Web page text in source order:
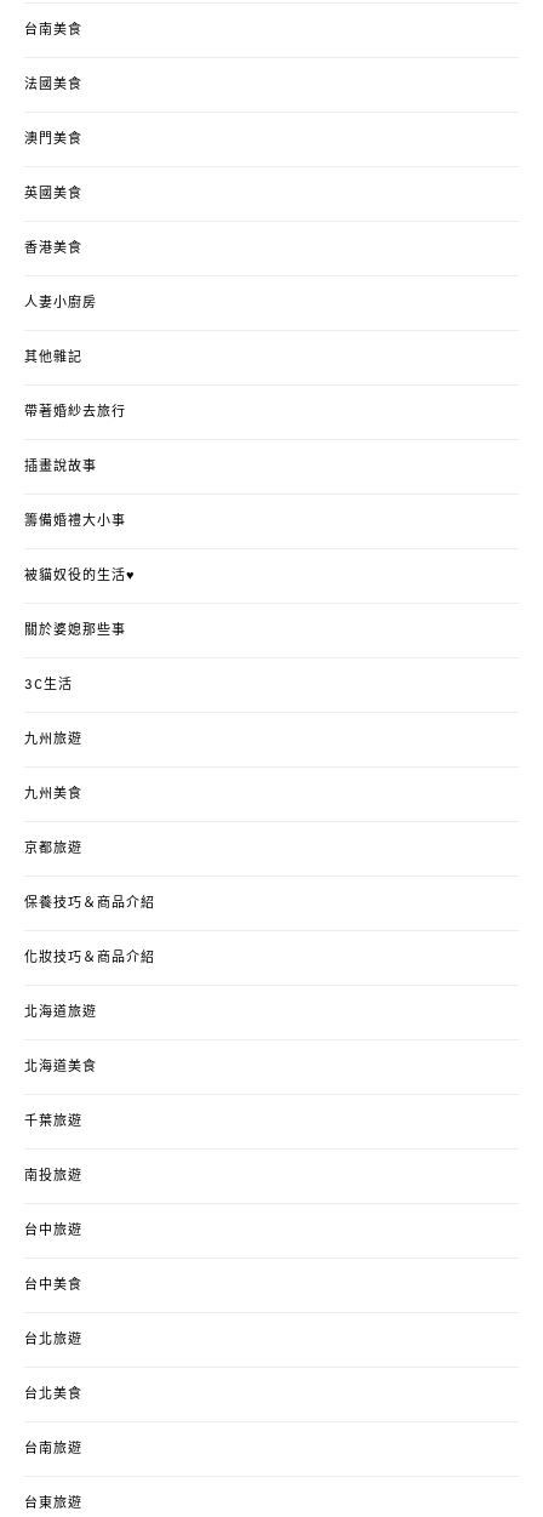
台南美食
法國美食
澳門美食
英國美食
香港美食
人妻小廚房
其他雜記
帶著婚紗去旅行
插畫說故事
籌備婚禮大小事
被貓奴役的生活♥
關於婆媳那些事
3C生活
九州旅遊
九州美食
京都旅遊
保養技巧＆商品介紹
化妝技巧＆商品介紹
北海道旅遊
北海道美食
千葉旅遊
南投旅遊
台中旅遊
台中美食
台北旅遊
台北美食
台南旅遊
台東旅遊